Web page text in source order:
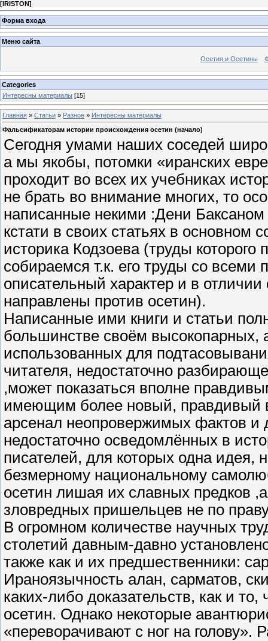
[IRISTON]
Форма входа
Меню сайта
Осетия и Осетины
Categories
Интересны материалы [15]
Главная » Статьи » Разное » Интересны материалы
Фальсификаторам истории происхождения осетин (начало)
Сегодня умами наших соседей
а мы якобы, потомки «иранских
проходит во всех их учебниках
не брать во внимание многих, то
написанные некими :Дени
кстати в своих статьях в основном
историка Кодзоева (труды
собираемся т.к. его труды со
описательный характер и в
направлены против осетин).
Написанные ими книги и статьи
большинстве своём высокопарных,
использованных для
читателя, недостаточно
,может показаться вполне
имеющим более новый, правдивый
арсенал неопровержимых фактов и
недостаточно осведомлённых в
писателей, для которых одна идея,
безмерному национальному
осетин лишая их славных предков
зловредных пришельцев не по
В огромном количестве научных
столетий давным-давно
также как и их предшественники:
Ираноязычность алан, сарматов,
каких-либо доказательств, как и
осетин. Однако некоторые
«переворачивают с ног на голову».